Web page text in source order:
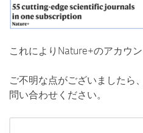
これによりNature+のアカウ
ご不明な点がございましたら、
問い合わせください。